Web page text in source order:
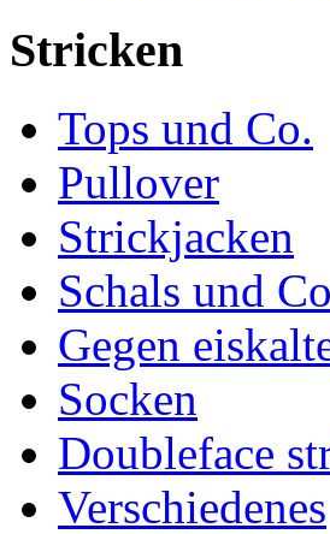
Stricken
Tops und Co.
Pullover
Strickjacken
Schals und
Gegen
Socken
Doubleface
Verschiedenes